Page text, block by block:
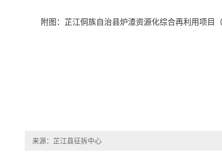
附图：芷江侗族自治县炉渣资源化综合再利用项目
来源：芷江县征拆中心